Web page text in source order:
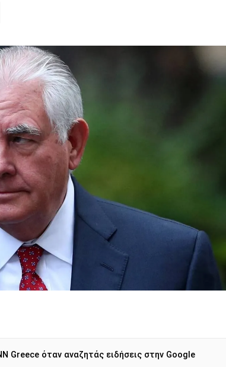
Greece όταν αναζητάς ειδήσεις στην Google